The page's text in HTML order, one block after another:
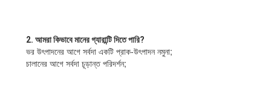
2. আমরা কিভাবে মানের গ্যারান্টি দিতে পারি?
ভর উৎপাদনের আগে সর্বদা একটি প্রাক-উৎপাদন নমুনা;
চালানের আগে সর্বদা চূড়ান্ত পরিদর্শন;